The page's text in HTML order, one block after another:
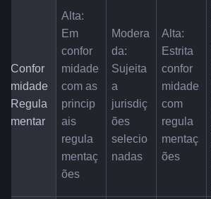
Confor
midade
Regula
mentar
Alta:
Em
confor
midade
com as
princip
ais
regula
mentaç
ões
Modera
da:
Sujeita
a
jurisdiç
ões
selecio
nadas
Alta:
Estrita
confor
midade
com
regula
mentaç
ões